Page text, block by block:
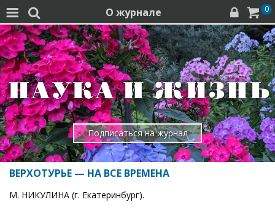
  О журнале   0
Подписаться на журнал
ВЕРХОТУРЬЕ — НА ВСЕ ВРЕМЕНА
М. НИКУЛИНА (г. Екатеринбург).